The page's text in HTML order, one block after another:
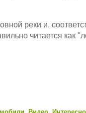
реки и,
читается как